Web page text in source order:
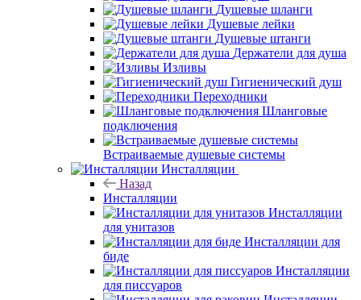
Душевые шланги
Душевые лейки
Душевые штанги
Держатели для душа
Изливы
Гигиенический душ
Переходники
Шланговые
подключения
Встраиваемые душевые системы
Инсталляции
Назад
Инсталляции
Инсталляции
для унитазов
Инсталляции для
биде
Инсталляции
для писсуаров